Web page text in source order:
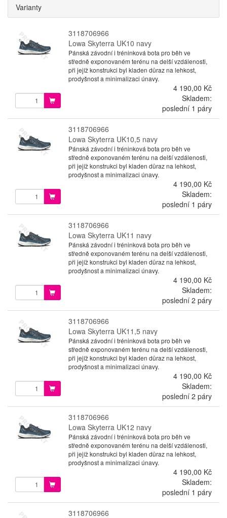
Varianty
3118706966
Lowa Skyterra UK10 navy
Pánská závodní i tréninková bota pro běh ve
středně exponovaném terénu na delší vzdálenosti,
při jejíž konstrukci byl kladen důraz na lehkost,
prodyšnost a minimalizaci únavy.
4 190,00 Kč
Skladem:
poslední 1 páry
3118706966
Lowa Skyterra UK10,5 navy
Pánská závodní i tréninková bota pro běh ve
středně exponovaném terénu na delší vzdálenosti,
při jejíž konstrukci byl kladen důraz na lehkost,
prodyšnost a minimalizaci únavy.
4 190,00 Kč
Skladem:
poslední 1 páry
3118706966
Lowa Skyterra UK11 navy
Pánská závodní i tréninková bota pro běh ve
středně exponovaném terénu na delší vzdálenosti,
při jejíž konstrukci byl kladen důraz na lehkost,
prodyšnost a minimalizaci únavy.
4 190,00 Kč
Skladem:
poslední 2 páry
3118706966
Lowa Skyterra UK11,5 navy
Pánská závodní i tréninková bota pro běh ve
středně exponovaném terénu na delší vzdálenosti,
při jejíž konstrukci byl kladen důraz na lehkost,
prodyšnost a minimalizaci únavy.
4 190,00 Kč
Skladem:
poslední 2 páry
3118706966
Lowa Skyterra UK12 navy
Pánská závodní i tréninková bota pro běh ve
středně exponovaném terénu na delší vzdálenosti,
při jejíž konstrukci byl kladen důraz na lehkost,
prodyšnost a minimalizaci únavy.
4 190,00 Kč
Skladem:
poslední 1 páry
3118706966